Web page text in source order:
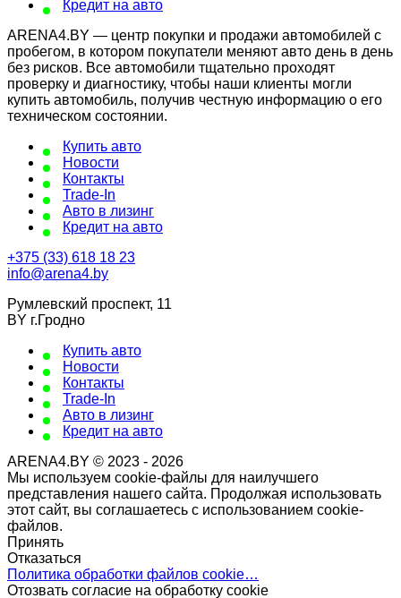
Кредит на авто
ARENA4.BY — центр покупки и продажи автомобилей с
пробегом, в котором покупатели меняют авто день в день
без рисков. Все автомобили тщательно проходят
проверку и диагностику, чтобы наши клиенты могли
купить автомобиль, получив честную информацию о его
техническом состоянии.
Купить авто
Новости
Контакты
Trade-In
Авто в лизинг
Кредит на авто
+375 (33) 618 18 23
info@arena4.by
Румлевский проспект, 11
BY г.Гродно
Купить авто
Новости
Контакты
Trade-In
Авто в лизинг
Кредит на авто
ARENA4.BY © 2023 - 2026
Мы используем cookie-файлы для наилучшего
представления нашего сайта. Продолжая использовать
этот сайт, вы соглашаетесь с использованием cookie-
файлов.
Принять
Отказаться
Политика обработки файлов cookie…
Отозвать согласие на обработку cookie